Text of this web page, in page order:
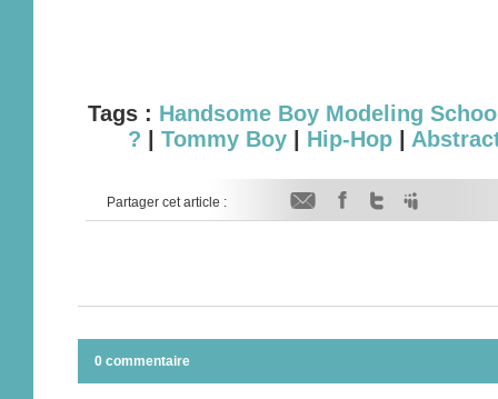
Tags : Handsome Boy Modeling
?
Tommy Boy| Hip-Hop|
Partager cet article :
0 commentaire